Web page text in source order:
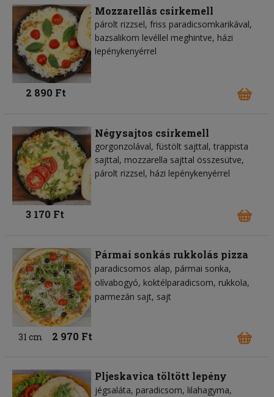
Mozzarellás csirkemell
párolt rizzsel, friss paradicsomkarikával,
bazsalikom levéllel meghintve, házi
lepénykenyérrel
2 890 Ft
Négysajtos csirkemell
gorgonzolával, füstölt sajttal, trappista
sajttal, mozzarella sajttal összesütve,
párolt rizzsel, házi lepénykenyérrel
3 170 Ft
Pármai sonkás rukkolás pizza
paradicsomos alap pármai sonka
olívabogyó koktélparadicsom rukkola
parmezán sajt sajt
31 cm 2 970 Ft
Pljeskavica töltött lepény
jégsaláta paradicsom lilahagyma